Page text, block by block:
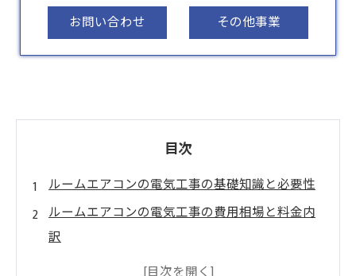
お問い合わせ その他事業
目次
ルームエアコンの電気工事の基礎知識と必要性
ルームエアコンの電気工事の費用相場と料金内
訳
ルームエアコン設置に伴う具体的な施工手順